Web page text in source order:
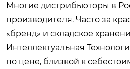
Многие дистрибьюторы в
производителя. Часто за
«бренд» и складское
Интеллектуальная
по цене, близкой к